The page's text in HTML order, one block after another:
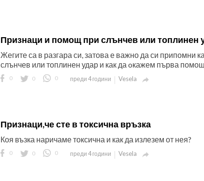
Признаци и помощ при слънчев или топлинен
Жегите са в разгара си, затова е важно да си припомни
слънчев или топлинен удар и как да oкажем първа
0 0 0 преди 4 години Vesela 
Признаци,че сте в токсична връзка
Коя възка наричаме токсична и как да излезем от нея?
0 0 0 преди 4 години Vesela 